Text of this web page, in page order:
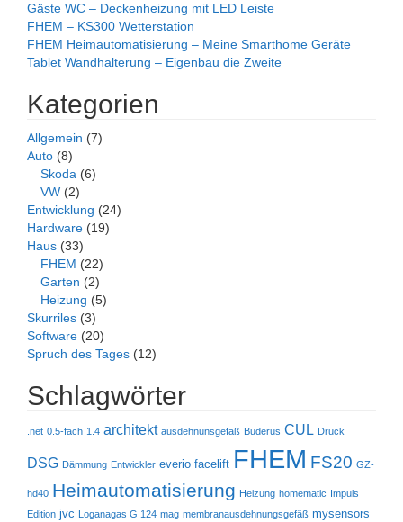
Gäste WC – Deckenheizung mit LED Leiste
FHEM – KS300 Wetterstation
FHEM Heimautomatisierung – Meine Smarthome Geräte
Tablet Wandhalterung – Eigenbau die Zweite
Kategorien
Allgemein (7)
Auto (8)
Skoda (6)
VW (2)
Entwicklung (24)
Hardware (19)
Haus (33)
FHEM (22)
Garten (2)
Heizung (5)
Skurriles (3)
Software (20)
Spruch des Tages (12)
Schlagwörter
.net 0.5-fach 1.4 architekt ausdehnunsgefäß Buderus CUL Druck
DSG Dämmung Entwickler everio facelift FHEM FS20 GZ-
hd40 Heimautomatisierung Heizung homematic
Impuls
Edition jvc Loganagas G 124 mag membranausdehnungsgefäß mysensors